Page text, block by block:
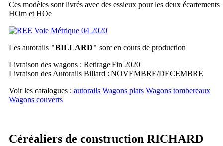
Ces modèles sont livrés avec des essieux pour les deux écartements
HOm et HOe
Les autorails "BILLARD" sont en cours de production
Livraison des wagons : Retirage Fin 2020
Livraison des Autorails Billard : NOVEMBRE/DECEMBRE
Voir les catalogues : autorails Wagons plats Wagons tombereaux
Wagons couverts
Céréaliers de construction RICHARD